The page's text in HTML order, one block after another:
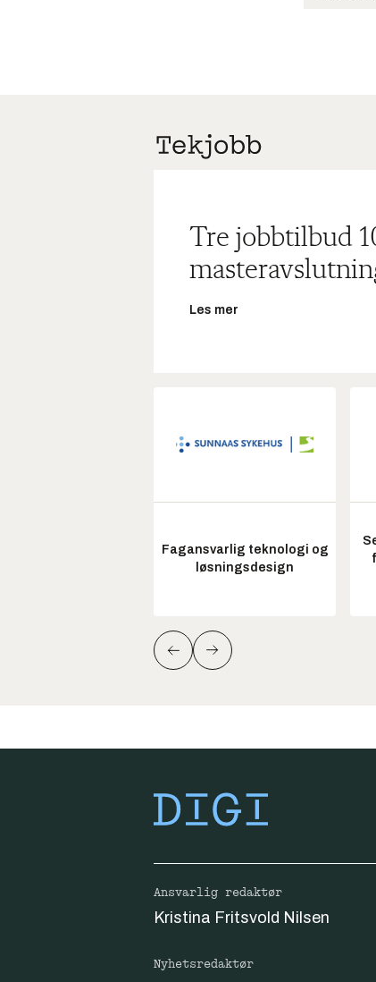
Tre jobbtilbud
Les mer
Fagansvarlig teknologi og
løsningsdesign
Ansvarlig redaktør
Kristina Fritsvold Nilsen
Nyhetsredaktør